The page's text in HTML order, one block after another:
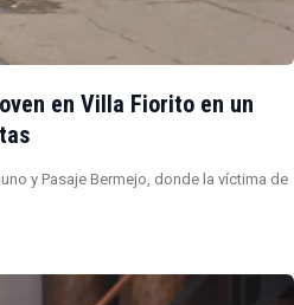
en Villa Fiorito en un
y Pasaje Bermejo, donde la víctima de